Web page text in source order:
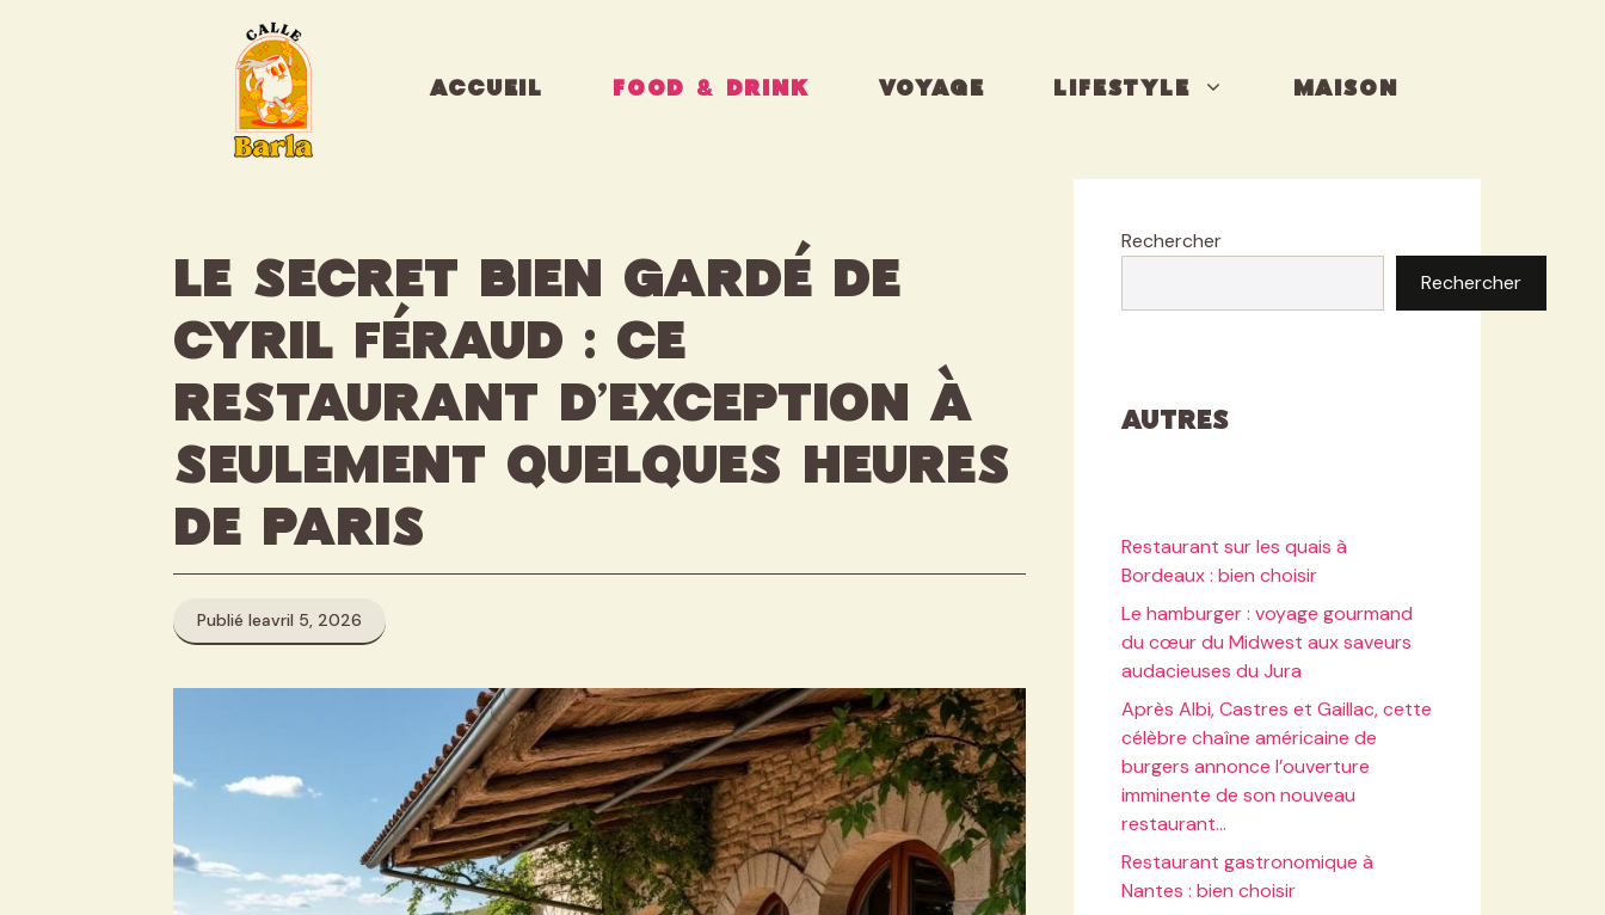
ACCUEIL FOOD & DRINK VOYAGE LIFESTYLE MAISON
Le secret bien gardé de
Cyril Féraud : ce
restaurant d’exception à
seulement quelques heures
de Paris
Publié leavril 5, 2026
Rechercher
Rechercher
Autres
Restaurant sur les quais à
Bordeaux : bien choisir
Le hamburger : voyage gourmand
du cœur du Midwest aux saveurs
audacieuses du Jura
Après Albi, Castres et Gaillac, cette
célèbre chaîne américaine de
burgers annonce l’ouverture
imminente de son nouveau
restaurant…
Restaurant gastronomique à
Nantes : bien choisir